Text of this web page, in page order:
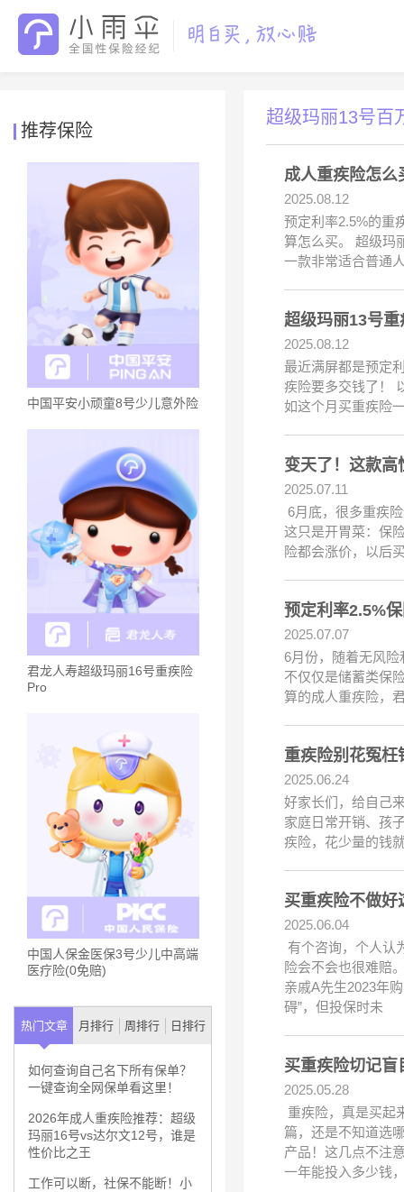
推荐保险
中国平安小顽童8号少儿意外险
君龙人寿超级玛丽16号重疾险
Pro
中国人保金医保3号少儿中高端
医疗险(0免赔)
热门文章 月排行 周排行 日排行
如何查询自己名下所有保单？
一键查询全网保单看这里！
2026年成人重疾险推荐：超级
玛丽16号vs达尔文12号，谁是
性价比之王
工作可以断，社保不能断！小
超级玛丽13号百
成人重疾险怎么
2025.08.12
预定利率2.5%的重
算怎么买。 超级玛
一款非常适合普通
超级玛丽13号
2025.08.12
最近满屏都是预定
疾险要多交钱了！
如这个月买重疾险
变天了！这款高
2025.07.11
6月底，很多重疾
这只是开胃菜：保
险都会涨价，以后
预定利率2.5%
2025.07.07
6月份，随着无风
不仅仅是储蓄类保
算的成人重疾险，
重疾险别花冤枉
2025.06.24
好家长们，给自己
家庭日常开销、孩
疾险，花少量的钱
买重疾险不做好
2025.06.04
有个咨询，个人认
险会不会也很难赔
亲戚A先生2023年
碍”，但投保时未
买重疾险切记盲
2025.05.28
重疾险，真是买起
篇，还是不知道选
产品！这几点不注
一年能投入多少钱